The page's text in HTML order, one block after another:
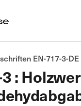
:
EN-717-3-DE